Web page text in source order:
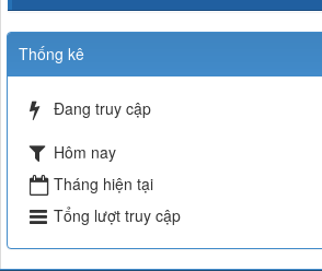
Thống kê
Đang truy cập
Hôm nay
Tháng hiện tại
Tổng lượt truy cập